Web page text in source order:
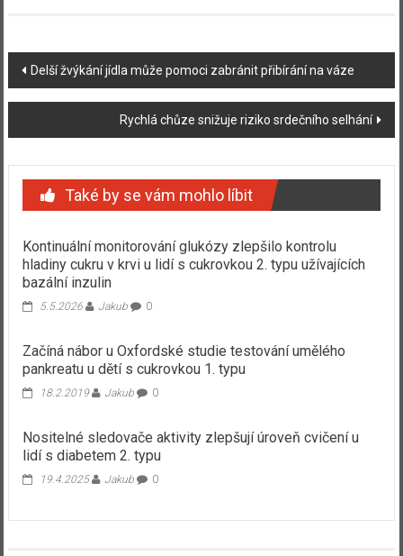
Navigace
příspěvku
Delší žvýkání jídla může pomoci zabránit přibírání na váze
Rychlá chůze snižuje riziko srdečního selhání
Také by se vám mohlo líbit
Kontinuální monitorování glukózy zlepšilo kontrolu
hladiny cukru v krvi u lidí s cukrovkou 2. typu užívajících
bazální inzulin
5.5.2026 Jakub 0
Začíná nábor u Oxfordské studie testování umělého
pankreatu u dětí s cukrovkou 1. typu
18.2.2019 Jakub 0
Nositelné sledovače aktivity zlepšují úroveň cvičení u
lidí s diabetem 2. typu
19.4.2025 Jakub 0